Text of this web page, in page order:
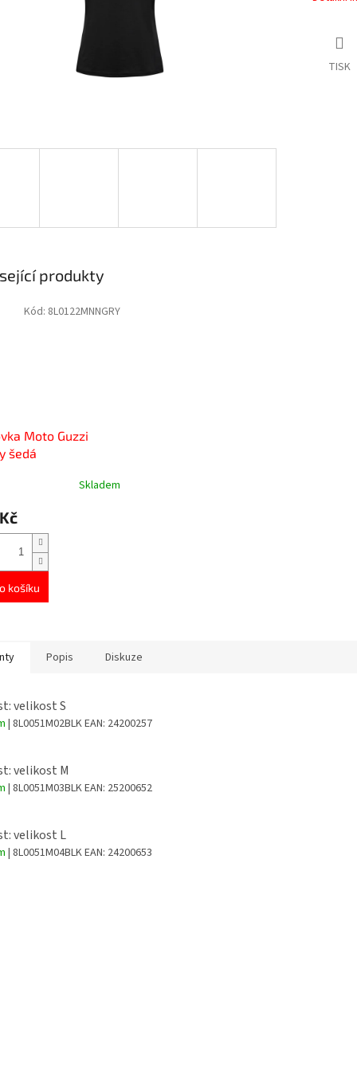
TISK
produkty
Moto Guzzi
šedá
Skladem
košíku
Kód: 8L0122MNNGRY
Popis Diskuze
velikost S
| 8L0051M02BLKEAN: 24200257
velikost M
| 8L0051M03BLKEAN: 25200652
velikost L
| 8L0051M04BLKEAN: 24200653